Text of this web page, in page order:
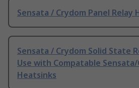
Sensata / Crydom Panel Relay
Sensata / Crydom Solid State
Use with Compatable
Heatsinks